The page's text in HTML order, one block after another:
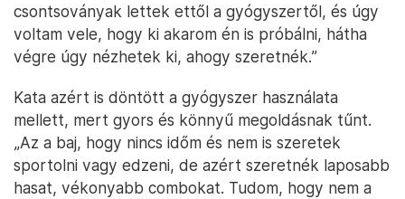
csontsoványak lettek ettől a gyógyszertől, és úgy
voltam vele, hogy ki akarom én is próbálni, hátha
végre úgy nézhetek ki, ahogy szeretnék.”
Kata azért is döntött a gyógyszer használata
mellett, mert gyors és könnyű megoldásnak tűnt.
„Az a baj, hogy nincs időm és nem is szeretek
sportolni vagy edzeni, de azért szeretnék laposabb
hasat, vékonyabb combokat. Tudom, hogy nem a